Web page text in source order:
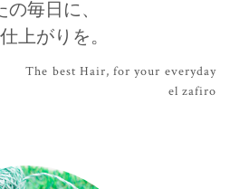
の毎日に、
上がりを。
The best Hair, for your everyday
el zafiro